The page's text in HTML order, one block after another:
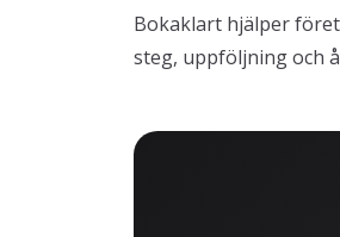
Bokaklart hjälper
steg, uppföljning och